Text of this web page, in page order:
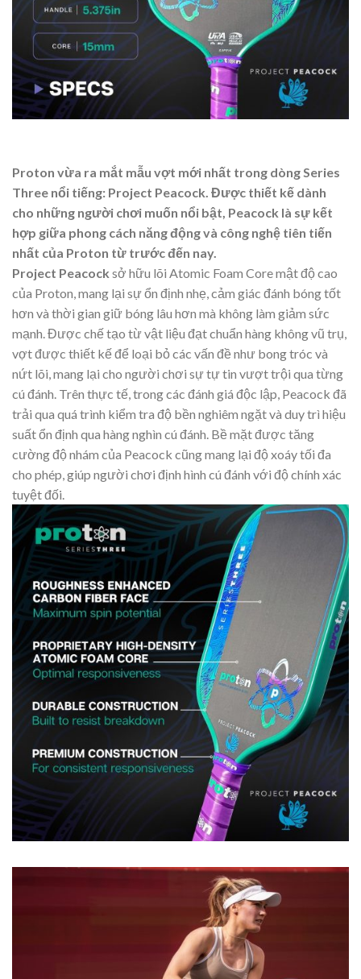
Proton vừa ra mắt mẫu vợt mới nhất trong dòng Series
Three nổi tiếng: Project Peacock. Được thiết kế dành
cho những người chơi muốn nổi bật, Peacock là sự kết
hợp giữa phong cách năng động và công nghệ tiên tiến
nhất của Proton từ trước đến nay.
Project Peacock sở hữu lõi Atomic Foam Core mật độ cao
của Proton, mang lại sự ổn định nhẹ, cảm giác đánh bóng tốt
hơn và thời gian giữ bóng lâu hơn mà không làm giảm sức
mạnh. Được chế tạo từ vật liệu đạt chuẩn hàng không vũ trụ,
vợt được thiết kế để loại bỏ các vấn đề như bong tróc và
nứt lõi, mang lại cho người chơi sự tự tin vượt trội qua từng
cú đánh. Trên thực tế, trong các đánh giá độc lập, Peacock đã
trải qua quá trình kiểm tra độ bền nghiêm ngặt và duy trì hiệu
suất ổn định qua hàng nghìn cú đánh. Bề mặt được tăng
cường độ nhám của Peacock cũng mang lại độ xoáy tối đa
cho phép, giúp người chơi định hình cú đánh với độ chính xác
tuyệt đối.